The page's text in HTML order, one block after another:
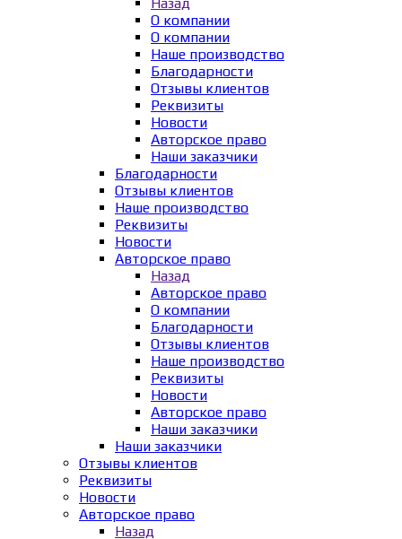
О компании
О компании
Наше производство
Благодарности
Отзывы клиентов
Реквизиты
Новости
Авторское право
Наши заказчики
Благодарности
Отзывы клиентов
Наше производство
Реквизиты
Новости
Авторское право
Назад
Авторское право
О компании
Благодарности
Отзывы клиентов
Наше производство
Реквизиты
Новости
Авторское право
Наши заказчики
Наши заказчики
Отзывы клиентов
Реквизиты
Новости
Авторское право
Назад